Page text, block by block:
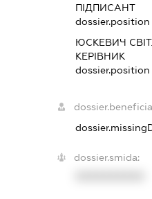
ПІДПИСАНТ
dossier.position
ЮСКЕВИЧ
КЕРІВНИК
dossier.position
dossier.smida: